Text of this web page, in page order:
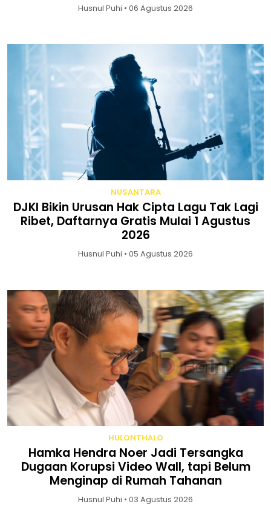
Husnul Puhi • 06 Agustus 2026
NUSANTARA
DJKI Bikin Urusan Hak Cipta Lagu Tak Lagi
Ribet, Daftarnya Gratis Mulai 1 Agustus
2026
Husnul Puhi • 05 Agustus 2026
HULONTHALO
Hamka Hendra Noer Jadi Tersangka
Dugaan Korupsi Video Wall, tapi Belum
Menginap di Rumah Tahanan
Husnul Puhi • 03 Agustus 2026